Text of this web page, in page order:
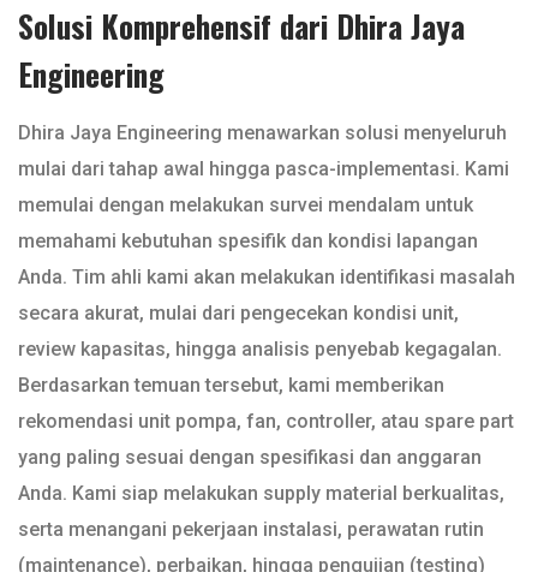
Solusi Komprehensif dari Dhira Jaya
Engineering
Dhira Jaya Engineering menawarkan solusi menyeluruh
mulai dari tahap awal hingga pasca-implementasi. Kami
memulai dengan melakukan survei mendalam untuk
memahami kebutuhan spesifik dan kondisi lapangan
Anda. Tim ahli kami akan melakukan identifikasi masalah
secara akurat, mulai dari pengecekan kondisi unit,
review kapasitas, hingga analisis penyebab kegagalan.
Berdasarkan temuan tersebut, kami memberikan
rekomendasi unit pompa, fan, controller, atau spare part
yang paling sesuai dengan spesifikasi dan anggaran
Anda. Kami siap melakukan supply material berkualitas,
serta menangani pekerjaan instalasi, perawatan rutin
(maintenance), perbaikan, hingga pengujian (testing)